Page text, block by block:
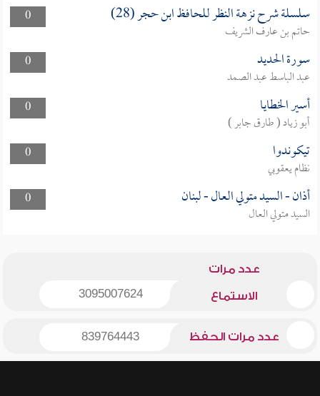
0
سلسلة شرح نزهة النظر للحافظ ابن حجر (28)
حاتم بن عارف الشريف
0
سورة الحديد
عبد الباسط عبد الصمد
0
أسير الخطايا
أبو زياد ( طارق جابر )
0
تيكوندوا
نظام يعقوبي
0
أذان - السيد متولي العال - لبنان
السيد متولي العال
عدد مرات
الاستماع 3095007624
عدد مرات الحفظ 839764443